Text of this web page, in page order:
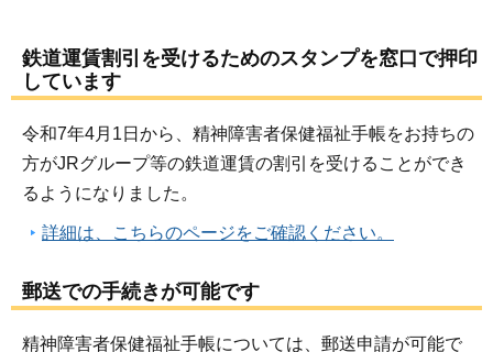
鉄道運賃割引を受けるためのスタンプを窓口で押印
しています
令和7年4月1日から、精神障害者保健福祉手帳をお持ちの
方がJRグループ等の鉄道運賃の割引を受けることができ
るようになりました。
詳細は、こちらのページをご確認ください。
郵送での手続きが可能です
精神障害者保健福祉手帳については、郵送申請が可能で